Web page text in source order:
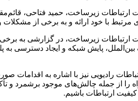
زیرساخت، حمید فتاحی،
مرتبط با خود ارائه و به برخی از
ارتباطات زیرساخت، در گزارشی به
همسایه، افزایش ۳۰ درصدی ترافیک بین‌الملل،
رادیویی نیز با اشاره به اقدامات
از جمله چالش‌های موجود برشمرد و
ارتباطات باشیم.